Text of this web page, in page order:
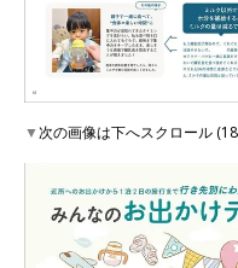
▼次の画像は下へスクロール